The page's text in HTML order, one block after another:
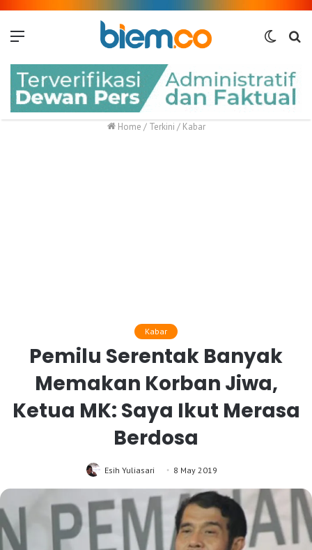
Switch
Home / Terkini / Kabar
Kabar
Pemilu Serentak Banyak
Memakan Korban Jiwa,
Ketua MK: Saya Ikut Merasa
Berdosa
Esih Yuliasari 8 May 2019